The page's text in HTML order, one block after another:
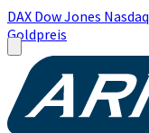
DAX Dow Jones Nasdaq
Goldpreis